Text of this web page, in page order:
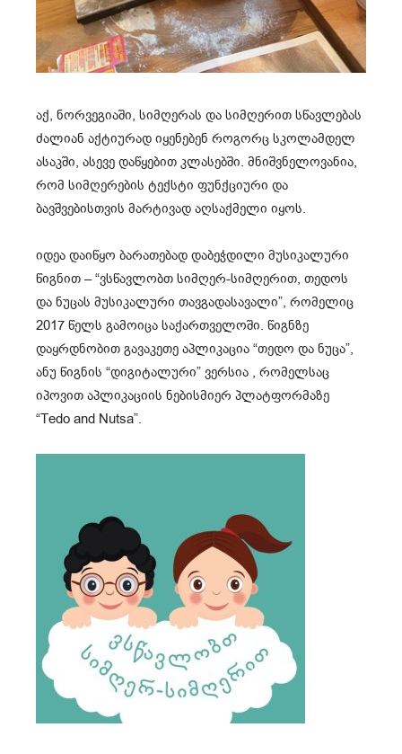
აქ, ნორვეგიაში, სიმღერას და სიმღერით სწავლებას
ძალიან აქტიურად იყენებენ როგორც სკოლამდელ
ასაკში, ასევე დაწყებით კლასებში. მნიშვნელოვანია,
რომ სიმღერების ტექსტი ფუნქციური და
ბავშვებისთვის მარტივად აღსაქმელი იყოს.
იდეა დაიწყო ბარათებად დაბეჭდილი მუსიკალური
წიგნით – “ვსწავლობთ სიმღერ-სიმღერით, თედოს
და ნუცას მუსიკალური თავგადასავალი”, რომელიც
2017 წელს გამოიცა საქართველოში. წიგნზე
დაყრდნობით გავაკეთე აპლიკაცია “თედო და ნუცა”,
ანუ წიგნის “დიგიტალური” ვერსია , რომელსაც
იპოვით აპლიკაციის ნებისმიერ პლატფორმაზე
“Tedo and Nutsa”.